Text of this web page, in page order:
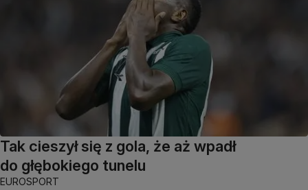
Tak cieszył się z gola, że aż wpadł
do głębokiego tunelu
EUROSPORT